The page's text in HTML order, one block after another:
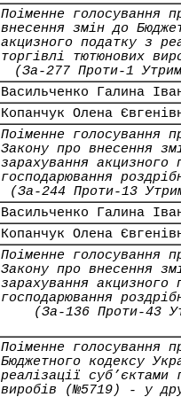
Поіменне голосування
внесення змін до
акцизного податку з
торгівлі тютюнових
(За-277 Проти-1
Васильченко Галина
Копанчук Олена
Поіменне голосування
Закону про внесення
зарахування акцизного
господарювання
(За-244 Проти-13
Васильченко Галина
Копанчук Олена
Поіменне голосування
Закону про внесення
зарахування акцизного
господарювання
(За-136 Проти-43
Поіменне голосування
Бюджетного кодексу
реалізації суб’єктами
виробів (№5719) - у